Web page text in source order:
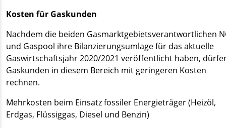
Kosten für Gaskunden
Nachdem die beiden Gasmarktgebietsverantwortlichen
und Gaspool ihre Bilanzierungsumlage für das aktuelle
Gaswirtschaftsjahr 2020/2021 veröffentlicht haben,
Gaskunden in diesem Bereich mit geringeren Kosten
rechnen.
Mehrkosten beim Einsatz fossiler Energieträger (Heizöl,
Erdgas, Flüssiggas, Diesel und Benzin)